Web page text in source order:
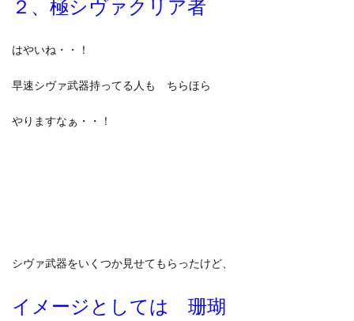
２、極シヴァクリア者
はやいね・・！
早速シヴァ武器持ってる人も ちらほら
やりますなぁ・・！
シヴァ武器をいくつか見せてもらったけど、
イメージとしては 珊瑚